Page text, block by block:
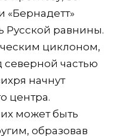
«Бернадетт»
Русской равнины.
циклоном,
частью
начнут
центра.
может быть
образовав